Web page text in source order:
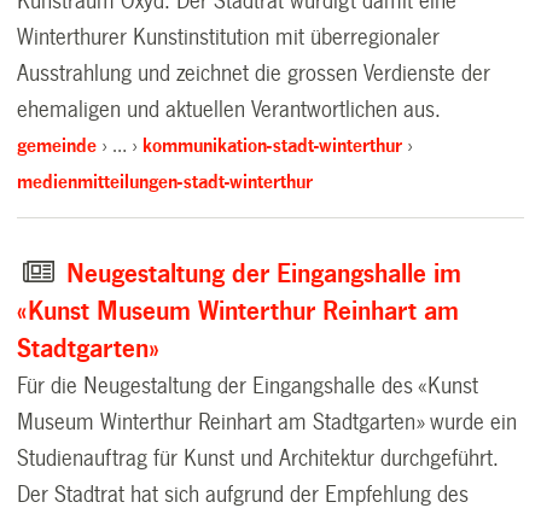
Winterthurer Kunstinstitution mit überregionaler
Ausstrahlung und zeichnet die grossen Verdienste der
ehemaligen und aktuellen Verantwortlichen aus.
gemeinde …
kommunikation-stadt-winterthur
medienmitteilungen-stadt-winterthur
Neugestaltung der Eingangshalle im
«Kunst Museum Winterthur Reinhart am
Stadtgarten»
Für die Neugestaltung der Eingangshalle des «Kunst
Museum Winterthur Reinhart am Stadtgarten» wurde ein
Studienauftrag für Kunst und Architektur durchgeführt.
Der Stadtrat hat sich aufgrund der Empfehlung des